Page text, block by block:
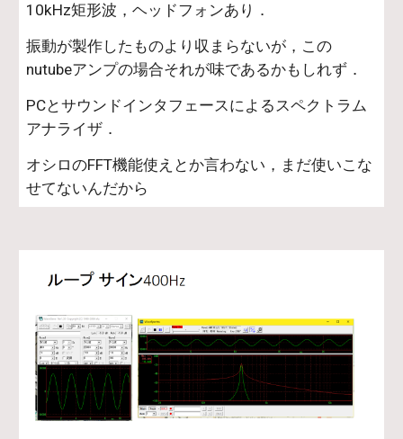
10kHz矩形波，ヘッドフォンあり．
振動が製作したものより収まらないが，この
nutubeアンプの場合それが味であるかもしれず．
PCとサウンドインタフェースによるスペクトラム
アナライザ．
オシロのFFT機能使えとか言わない，まだ使いこな
せてないんだから